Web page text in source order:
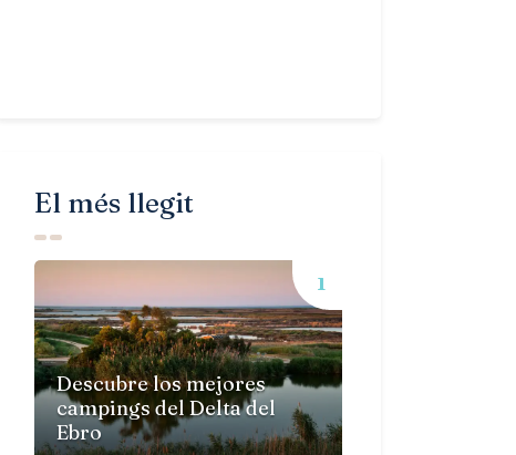
El més llegit
Descubre los mejores
campings del Delta del
Ebro